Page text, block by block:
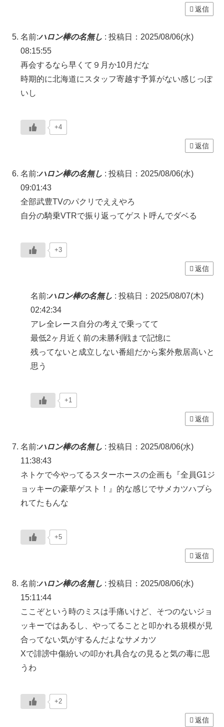
返信
名前:ハロン棒の名無し : 投稿日：2025/08/06(水)
08:15:55
再会するなら早くて９月か10月だな
時期的に北海道にスタッフ寄越す予算がない感じっぽ
いし
+4
返信
名前:ハロン棒の名無し : 投稿日：2025/08/06(水)
09:01:43
全部武豊TVのパクリでええやろ
自分の騎乗VTRで振り返ってゲスト呼んでダベる
+3
返信
名前:ハロン棒の名無し : 投稿日：2025/08/07(木)
02:42:34
アレ全レース自分の考えで乗ってて
最低2ヶ月近く前の未勝利戦まで記憶に
残ってないと成立しない番組だから案外敷居高いと
思う
+1
返信
名前:ハロン棒の名無し : 投稿日：2025/08/06(水)
11:38:43
ネトケで今やってるスターホースの企画も『全員G1ジ
ョッキーの豪華ゲスト！』的な感じでサメカツハブら
れてたもんな
+5
返信
名前:ハロン棒の名無し : 投稿日：2025/08/06(水)
15:11:44
ここぞという時のミスは手痛いけど、そつのないジョ
ッキーではあるし、やってることと叩かれる規模が見
合ってない気がするんだよなサメカツ
Xで誹謗中傷紛いの叩かれ具合なの見ると気の毒に思
うわ
+2
返信